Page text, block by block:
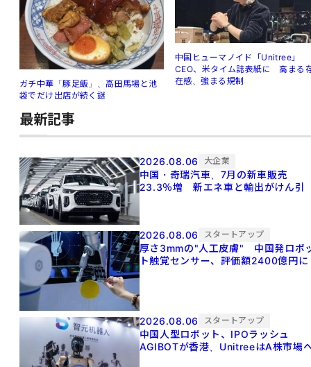
ガチ中華「豚足飯」、高田馬場と池
袋でだけ出店が続く謎
中国ヒューマノイド「Unitree」
CEO、米タイム誌表紙に 高まる
在感、強まる規制
最新記事
2026.08.06 大企業
中国・奇瑞汽車、7月の新車販売
23.3％増 新エネ車と輸出がけん引
2026.08.06 スタートアップ
厚さ3mmの"人工皮膚" 中国発ロボ
ト触覚センサー、評価額2400億円に
2026.08.06 スタートアップ
中国人型ロボット、IPOラッシュ
AGIBOTが香港、UnitreeはA株市場